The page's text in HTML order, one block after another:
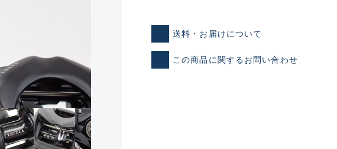
ランクとは？
送料・お届けについて
この商品に関するお問い合わせ